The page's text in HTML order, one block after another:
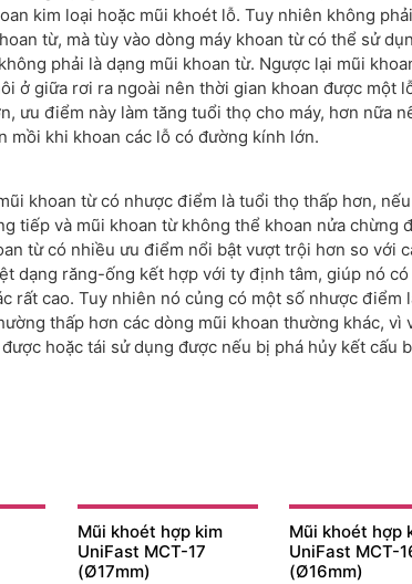
kim loại hoặc mũi khoét lỗ. Tuy nhiên không
từ, mà tùy vào dòng máy khoan từ có thể sử
phải là dạng mũi khoan từ. Ngược lại mũi
ở giữa rơi ra ngoài nên thời gian khoan được một
ưu điểm này làm tăng tuổi thọ cho máy, hơn nữa
mồi khi khoan các lỗ có đường kính lớn.
khoan từ có nhược điểm là tuổi thọ thấp hơn,
tiếp và mũi khoan từ không thể khoan nửa chừng
từ có nhiều ưu điểm nổi bật vượt trội hơn so với
dạng răng-ống kết hợp với ty định tâm, giúp nó có
rất cao. Tuy nhiên nó củng có một số nhược điểm
thấp hơn các dòng mũi khoan thường khác, vì
hoặc tái sử dụng được nếu bị phá hủy kết cấu
Mũi khoét hợp kim
UniFast MCT-17
(Ø17mm)
Mũi khoét hợp
UniFast MCT-
(Ø16mm)